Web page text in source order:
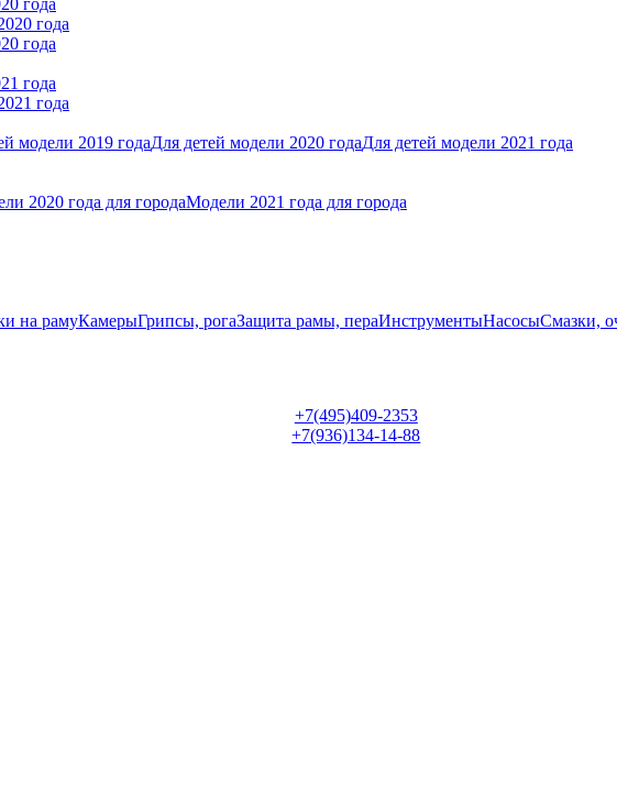
года
года
года
года
года
модели 2019 годаДля детей модели 2020 годаДля детей модели 2021 года
2020 года для городаМодели 2021 года для города
на рамуКамерыГрипсы, рогаЗащита рамы, пераИнструментыНасосыСмазки,
+7(495)409-2353
+7(936)134-14-88